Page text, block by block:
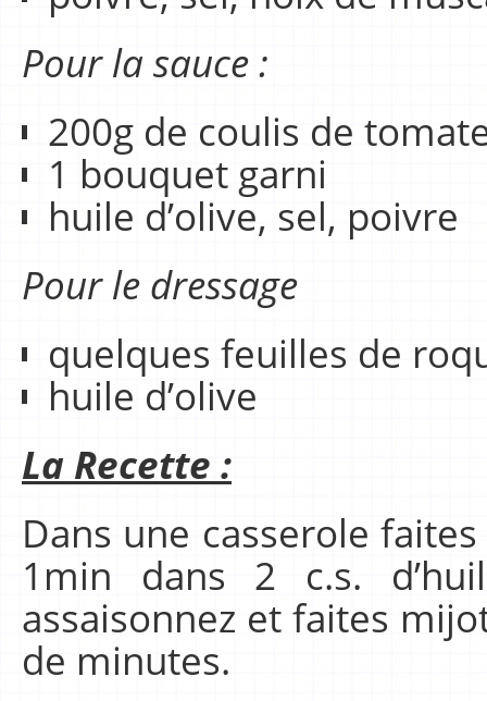
Pour la sauce :
200g de coulis de
1 bouquet garni
huile d’olive, sel, poivre
Pour le dressage
quelques feuilles de
huile d’olive
La Recette :
Dans une casserole
1min dans 2 c.s.
assaisonnez et faites
de minutes.